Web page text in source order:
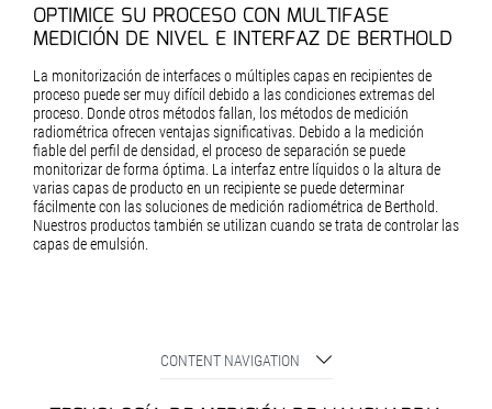
OPTIMICE SU PROCESO CON MULTIFASE
MEDICIÓN DE NIVEL E INTERFAZ DE BERTHOLD
La monitorización de interfaces o múltiples capas en recipientes de
proceso puede ser muy difícil debido a las condiciones extremas del
proceso. Donde otros métodos fallan, los métodos de medición
radiométrica ofrecen ventajas significativas. Debido a la medición
fiable del perfil de densidad, el proceso de separación se puede
monitorizar de forma óptima. La interfaz entre líquidos o la altura de
varias capas de producto en un recipiente se puede determinar
fácilmente con las soluciones de medición radiométrica de Berthold.
Nuestros productos también se utilizan cuando se trata de controlar las
capas de emulsión.
CONTENT NAVIGATION